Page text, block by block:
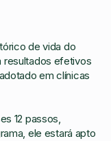
de vida do
resultados efetivos
em clínicas
12 passos,
ele estará apto